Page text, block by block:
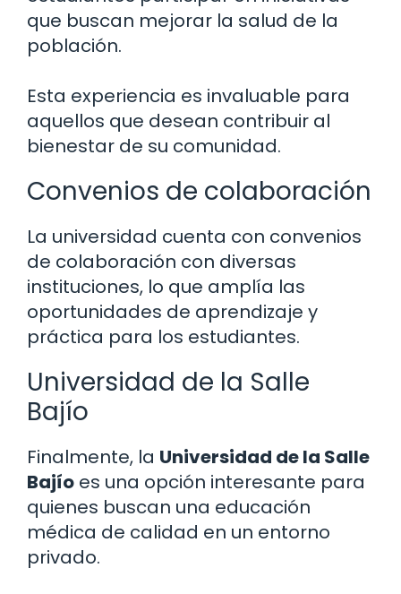
que buscan mejorar la salud de la
población.
Esta experiencia es invaluable para
aquellos que desean contribuir al
bienestar de su comunidad.
Convenios de colaboración
La universidad cuenta con convenios
de colaboración con diversas
instituciones, lo que amplía las
oportunidades de aprendizaje y
práctica para los estudiantes.
Universidad de la Salle
Bajío
Finalmente, la Universidad de la Salle
Bajío es una opción interesante para
quienes buscan una educación
médica de calidad en un entorno
privado.